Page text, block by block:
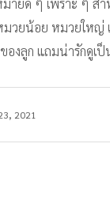
ยดี ๆ เพราะ ๆ สำ
มวยน้อย หมวยใหญ่
องลูก แถมน่ารักดูเ
2021